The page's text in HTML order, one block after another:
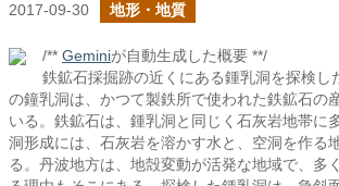
2017-09-30 地形・地質
/** Geminiが自動生成した概要 **/
鉄鉱石採掘跡の近くにある鍾乳洞を探検し
の鐘乳洞は、かつて製鉄所で使われた鉄鉱石の
いる。鉄鉱石は、鍾乳洞と同じく石灰岩地帯に
洞形成には、石灰岩を溶かす水と、空洞を作る
る。丹波地方は、地殻変動が活発な地域で、多